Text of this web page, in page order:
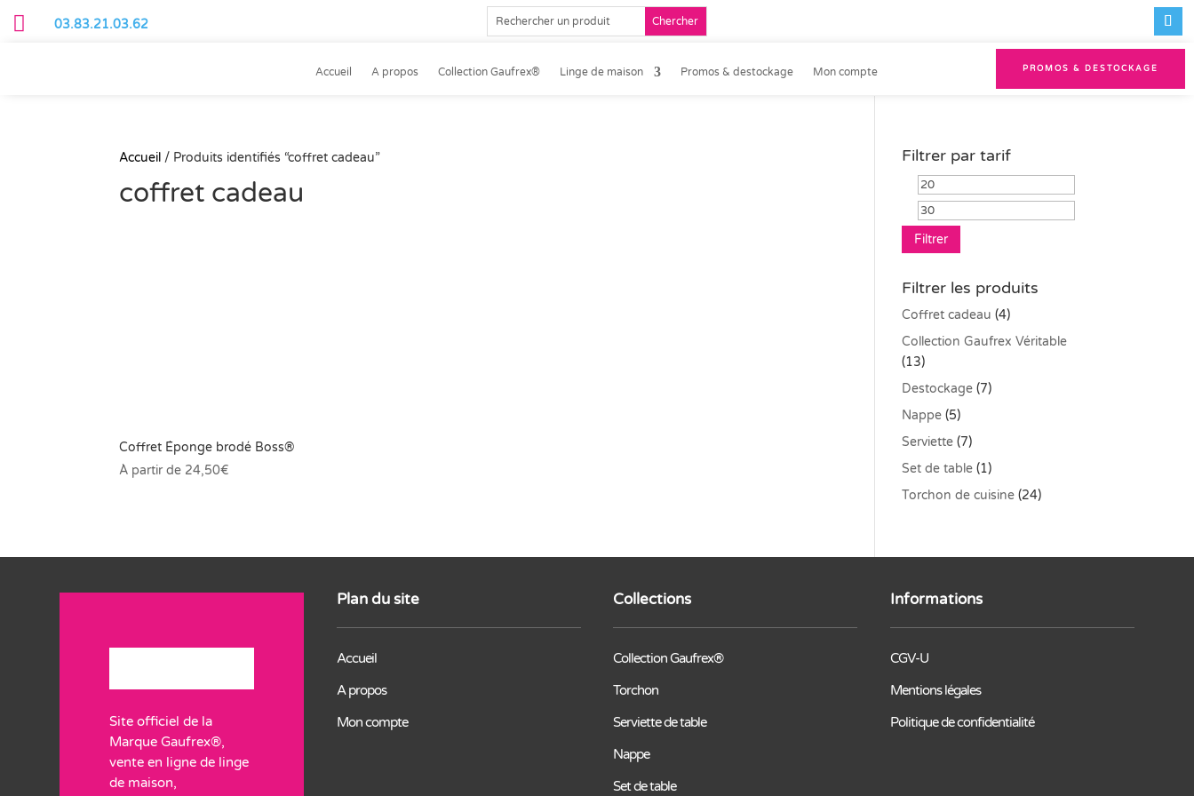
 03.83.21.03.62
Accueil A propos Collection Gaufrex® Linge de maison Promos & destockage Mon compte PROMOS & DESTOCKAGE
Accueil / Produits identifiés “coffret cadeau”
coffret cadeau
Coffret Éponge brodé Boss®
À partir de 24,50€
Filtrer par tarif
Prix
min
Filtrer
Filtrer les produits
Coffret cadeau (4)
Collection Gaufrex Véritable
(13)
Destockage (7)
Nappe (5)
Serviette (7)
Set de table (1)
Torchon de cuisine (24)
Site officiel de la
Marque Gaufrex®,
vente en ligne de linge
de maison,
Plan du site
Accueil
A propos
Mon compte
Collections
Collection Gaufrex®
Torchon
Serviette de table
Nappe
Set de table
Informations
CGV-U
Mentions légales
Politique de confidentialité